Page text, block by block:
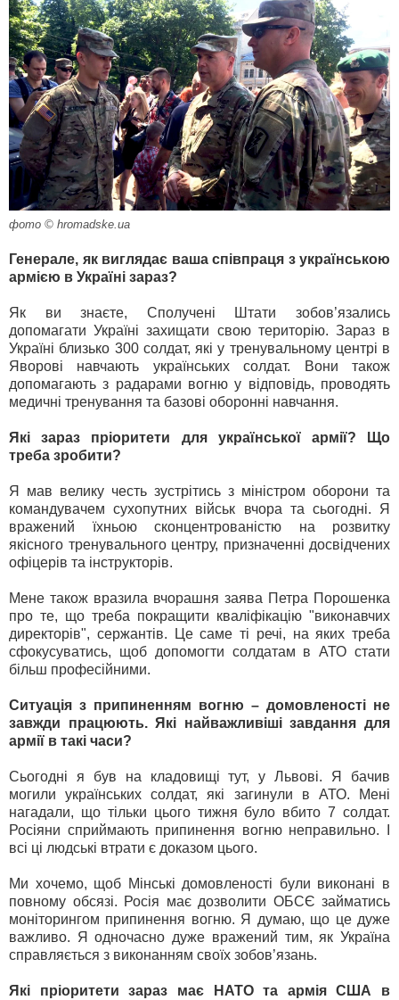
фото © hromadske.ua
Генерале, як виглядає ваша співпраця з українською
армією в Україні зараз?
Як ви знаєте, Сполучені Штати зобов’язались
допомагати Україні захищати свою територію. Зараз в
Україні близько 300 солдат, які у тренувальному центрі в
Яворові навчають українських солдат. Вони також
допомагають з радарами вогню у відповідь, проводять
медичні тренування та базові оборонні навчання.
Які зараз пріоритети для української армії? Що
треба зробити?
Я мав велику честь зустрітись з міністром оборони та
командувачем сухопутних військ вчора та сьогодні. Я
вражений їхньою сконцентрованістю на розвитку
якісного тренувального центру, призначенні досвідчених
офіцерів та інструкторів.
Мене також вразила вчорашня заява Петра Порошенка
про те, що треба покращити кваліфікацію "виконавчих
директорів", сержантів. Це саме ті речі, на яких треба
сфокусуватись, щоб допомогти солдатам в АТО стати
більш професійними.
Ситуація з припиненням вогню – домовленості не
завжди працюють. Які найважливіші завдання для
армії в такі часи?
Сьогодні я був на кладовищі тут, у Львові. Я бачив
могили українських солдат, які загинули в АТО. Мені
нагадали, що тільки цього тижня було вбито 7 солдат.
Росіяни сприймають припинення вогню неправильно. І
всі ці людські втрати є доказом цього.
Ми хочемо, щоб Мінські домовленості були виконані в
повному обсязі. Росія має дозволити ОБСЄ займатись
моніторингом припинення вогню. Я думаю, що це дуже
важливо. Я одночасно дуже вражений тим, як Україна
справляється з виконанням своїх зобов’язань.
Які пріоритети зараз має НАТО та армія США в